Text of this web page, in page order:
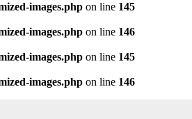
images.php on line 145
images.php on line 146
images.php on line 145
images.php on line 146